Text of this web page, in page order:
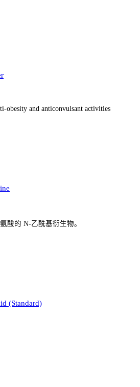
obesity and anticonvulsant activities
酸的 N-乙酰基衍生物。
(Standard)